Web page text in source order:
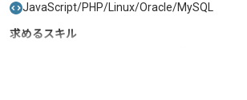
JavaScript/PHP/Linux/Oracle/MySQL
求めるスキル